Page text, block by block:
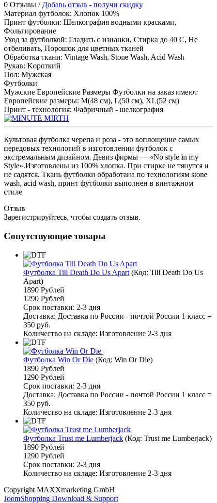
0 Отзывы / Добавь отзыв - получи скидку
Материал футболок: Хлопок 100%
Принт футболки: Шелкография водными красками,
Фольгирование
Уход за футболкой: Гладить с изнанки, Стирка до 40 С, Не
отбеливать, Порошок для цветных тканей
Обработка ткани: Vintage Wash, Stone Wash, Acid Wash
Рукав: Kороткий
Пол: Мужская
Футболки
Мужские Европейские Размеры Футболки на заказ имеют
Европейские размеры: M(48 см), L(50 см), XL(52 см)
Принт - технология: Фабричный - шелкография
Культовая футболка черепа и роза - это воплощение самых
передовых технологий в изготовлении футболок с
экстремальным дизайном. Девиз фирмы — «No style in my
Style».Изготовлены из 100% хлопка. При стирке не тянутся и
не садятся. Ткань футболки обработана по технологиям stone
wash, acid wash, принт футболки выполнен в винтажном
стиле
Отзыв
Зарегистрируйтесь, чтобы создать отзыв.
Сопутствующие товары
Футболка Till Death Do Us Apart (Код: Till Death Do Us
Apart)
1890 Рублей
1290 Рублей
Срок поставки: 2-3 дня
Доставка: Доставка по России - почтой России 1 класс =
350 руб.
Количество на складе: Изготовление 2-3 дня
Футболка Win Or Die (Код: Win Or Die)
1890 Рублей
1290 Рублей
Срок поставки: 2-3 дня
Доставка: Доставка по России - почтой России 1 класс =
350 руб.
Количество на складе: Изготовление 2-3 дня
Футболка Trust me Lumberjack (Код: Trust me Lumberjack)
1890 Рублей
1290 Рублей
Срок поставки: 2-3 дня
Количество на складе: Изготовление 2-3 дня
Copyright MAXXmarketing GmbH
JoomShopping Download & Support